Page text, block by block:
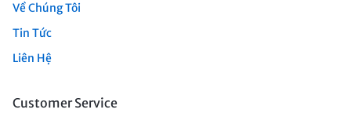
Về Chúng Tôi
Tin Tức
Liên Hệ
Customer Service